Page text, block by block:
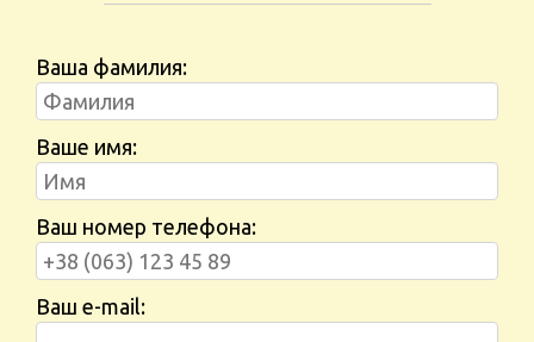
Ваша фамилия:
Ваше имя:
Ваш номер телефона:
Ваш e-mail: